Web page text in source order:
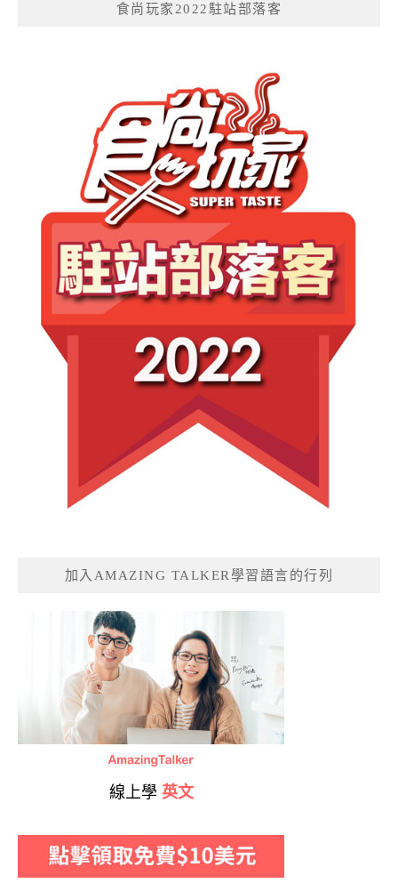
食尚玩家2022駐站部落客
加入AMAZING TALKER學習語言的行列
線上學 英文